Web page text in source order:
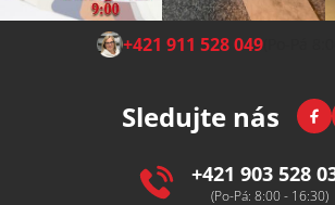
Z +421 911 528 049(Po-Pá
Sledujte nás
+421 903 528
(Po-Pá: 8:00 - 16:30)